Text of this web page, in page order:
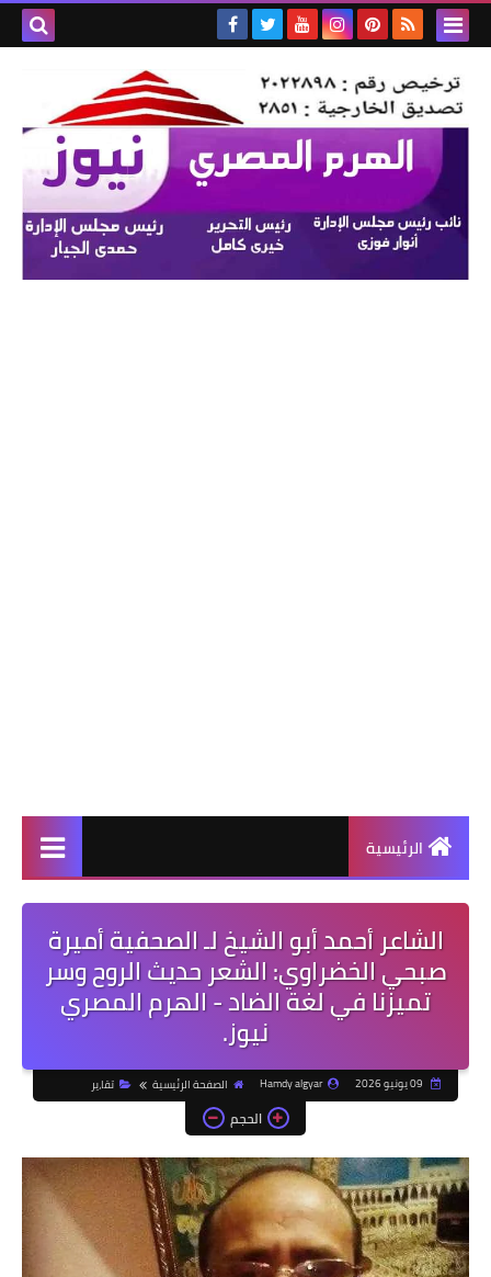
الرئيسية
الشاعر أحمد أبو الشيخ لـ الصحفية أميرة
صبحي الخضراوي: الشعر حديث الروح وسر
تميزنا في لغة الضاد - الهرم المصري
نيوز.
Hamdy algyar الصفحة الرئيسية تقا،ير
الحجم